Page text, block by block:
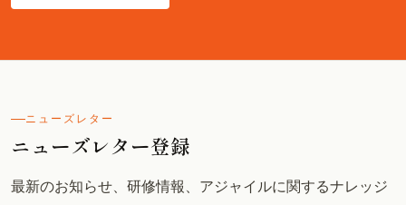
ニューズレター
ニューズレター登録
最新のお知らせ、研修情報、アジャイルに関するナレッジ